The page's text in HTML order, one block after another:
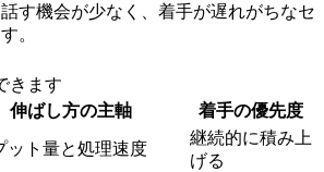
す機会が少なく、着手が遅れがちなセ
。
きます
伸ばし方の主軸
着手の優先度
ット量と処理速度
継続的に積み上
げる